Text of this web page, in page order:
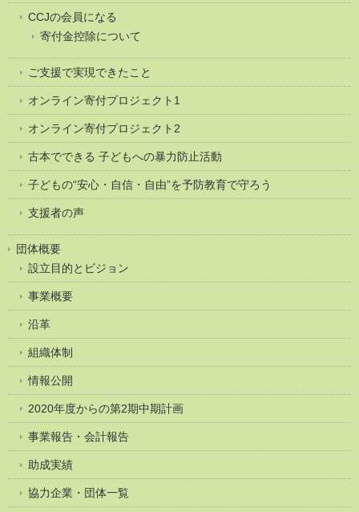
CCJの会員になる
寄付金控除について
ご支援で実現できたこと
オンライン寄付プロジェクト1
オンライン寄付プロジェクト2
古本でできる 子どもへの暴力防止活動
子どもの“安心・自信・自由”を予防教育で守ろう
支援者の声
団体概要
設立目的とビジョン
事業概要
沿革
組織体制
情報公開
2020年度からの第2期中期計画
事業報告・会計報告
助成実績
協力企業・団体一覧